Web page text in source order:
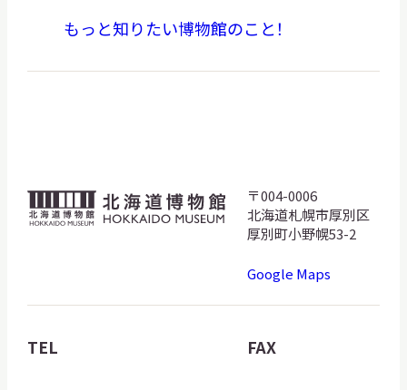
もっと知りたい博物館のこと！
北
海
物
館
〒004-0006
北海道札幌市厚別区
厚別町小野幌53-2
Google Maps
TEL FAX